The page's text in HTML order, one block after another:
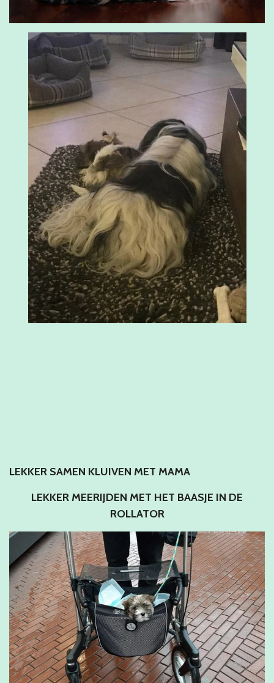
LEKKER SAMEN KLUIVEN MET MAMA
LEKKER MEERIJDEN MET HET BAASJE IN DE
ROLLATOR